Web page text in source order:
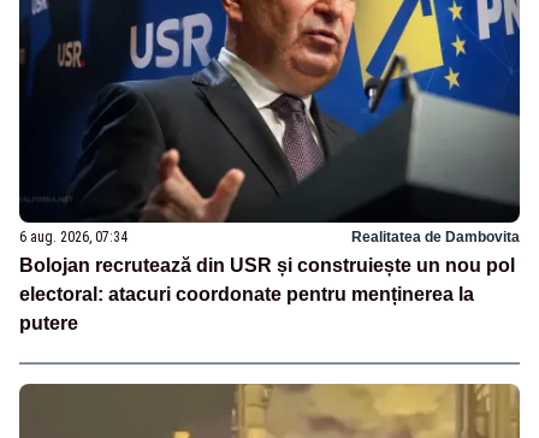
6 aug. 2026, 07:34 Realitatea de Dambovita
Bolojan recrutează din USR și construiește un nou pol
electoral: atacuri coordonate pentru menținerea la
putere